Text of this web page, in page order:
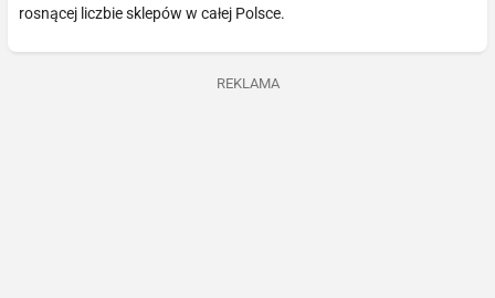
rosnącej liczbie sklepów w całej Polsce.
REKLAMA